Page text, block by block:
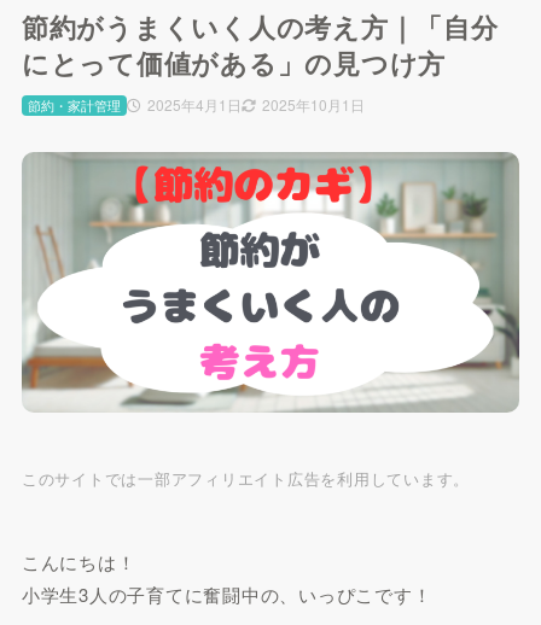
節約がうまくいく人の考え方｜「自分
にとって価値がある」の見つけ方
2025年4月1日 2025年10月1日
節約・家計管理
このサイトでは一部アフィリエイト広告を利用しています。
こんにちは！
小学生3人の子育てに奮闘中の、いっぴこです！